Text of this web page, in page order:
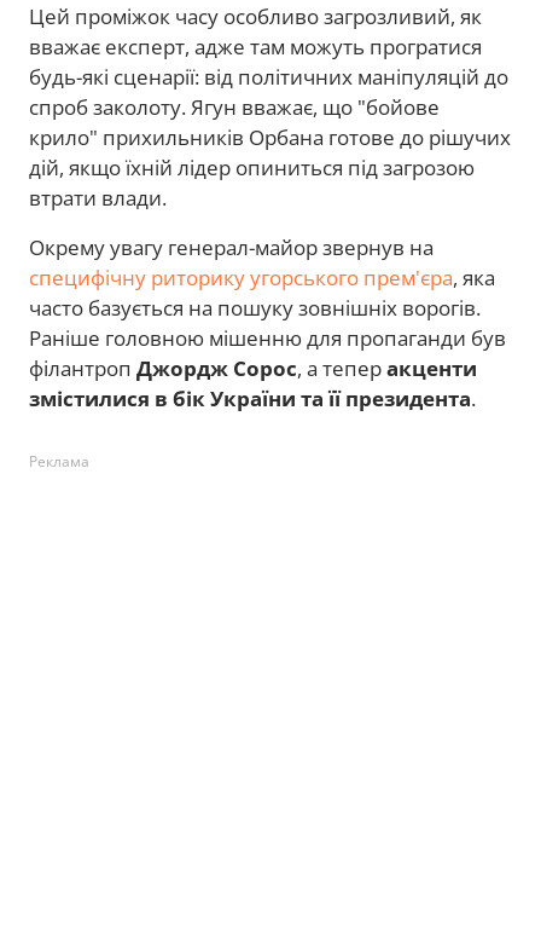
Цей проміжок часу особливо загрозливий, як
вважає експерт, адже там можуть програтися
будь-які сценарії: від політичних маніпуляцій до
спроб заколоту. Ягун вважає, що "бойове
крило" прихильників Орбана готове до рішучих
дій, якщо їхній лідер опиниться під загрозою
втрати влади.
Окрему увагу генерал-майор звернув на
специфічну риторику угорського прем'єра, яка
часто базується на пошуку зовнішніх ворогів.
Раніше головною мішенню для пропаганди був
філантроп Джордж Сорос, а теперакценти
змістилися в бік України та її президента.
Реклама